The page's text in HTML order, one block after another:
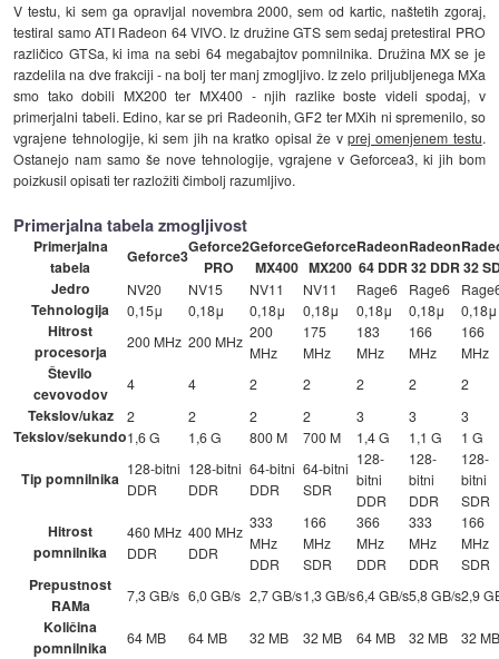
V testu, ki sem ga opravljal novembra 2000, sem od kartic, naštetih zgoraj,
testiral samo ATI Radeon 64 VIVO. Iz družine GTS sem sedaj pretestiral PRO
različico GTSa, ki ima na sebi 64 megabajtov pomnilnika. Družina MX se je
razdelila na dve frakciji - na bolj ter manj zmogljivo. Iz zelo priljubljenega MXa
smo tako dobili MX200 ter MX400 - njih razlike boste videli spodaj, v
primerjalni tabeli. Edino, kar se pri Radeonih, GF2 ter MXih ni spremenilo, so
vgrajene tehnologije, ki sem jih na kratko opisal že v prej omenjenem testu.
Ostanejo nam samo še nove tehnologije, vgrajene v Geforcea3, ki jih bom
poizkusil opisati ter razložiti čimbolj razumljivo.
Primerjalna tabela zmogljivost
Primerjalna
tabela
Geforce3Geforce2
PRO
Geforce
MX400
Geforce
MX200
Radeon
64 DDR
Radeon
32 DDR32
Jedro
NV20 NV15 NV11 NV11 Rage6 Rage6
Tehnologija 0,15μ 0,18μ 0,18μ 0,18μ 0,18μ 0,18μ 0,18μ
Hitrost
procesorja
200 MHz 200 MHz
200
MHz
175
MHz
183
MHz
166
MHz
166
MHz
Število
cevovodov
4 4 2 2 2 2 2
Tekslov/ukaz 2 2 2 2 3 3 3
Tekslov/sekundo1,6 G 1,6 G 800 M 700 M 1,4 G 1,1 G 1 G
Tip pomnilnika
128-bitni
DDR
128-bitni
DDR
64-bitni
DDR
64-bitni
SDR
128-
bitni
DDR
128-
bitni
DDR
128-
bitni
SDR
Hitrost
pomnilnika
460 MHz
DDR
400 MHz
DDR
333
MHz
DDR
166
MHz
SDR
366
MHz
DDR
333
MHz
DDR
166
MHz
SDR
Prepustnost
RAMa
7,3 GB/s 6,0 GB/s 2,7 GB/s1,3 GB/s6,4 GB/s5,8 GB/s2,9
Količina
pomnilnika
64 MB 64 MB 32 MB 32 MB 64 MB 32 MB 32